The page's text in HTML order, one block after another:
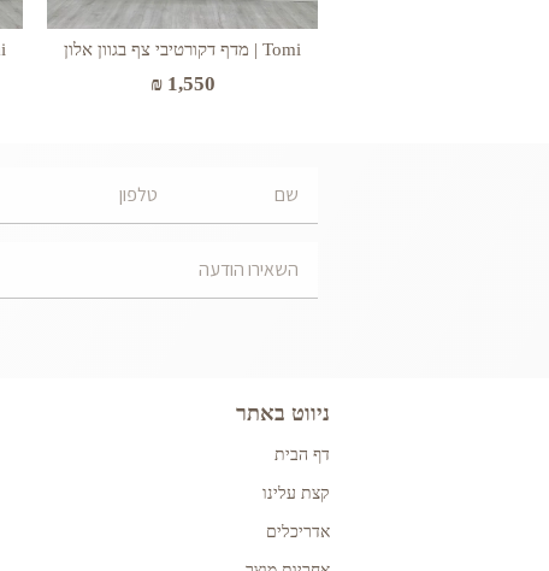
Tomi | מדף דקורטיבי צף בגוון אלון
₪1,550
ניווט באתר
דף הבית
קצת עלינו
אדריכלים